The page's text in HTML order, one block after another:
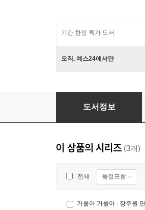
기간 한정 특가 도서
오직, 예스24에서만
거울아 거울아 : 장주원 편
도서정보
이 상품의 시리즈 (3개)
전체 품절포함
거울아 거울아 : 장주원 편